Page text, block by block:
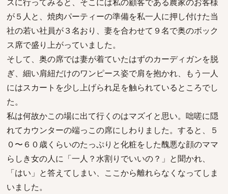
が５人と、焼肉パーティーの準備を私一人に押し付けた当
社の若い社員が３名おり、妻を合わせて９名で奥のボック
ス席で盛り上がっていました。
そして、奥の席では妻が着ていたはずのカーディガンを脱
ぎ、細い肩紐だけのワンピース姿で肩を抱かれ、もう一人
にはスカートを少し上げられ足を触られているところでし
た。
私は何故かこの場に出て行くのはマズイと思い。咄嗟に隠
れてカウンターの端っこの席にしわりました。すると、５
０〜６０歳くらいのたっぷりと化粧をした醜悪な顔のママ
らしき女の人に「一人？水割りでいいの？」と聞かれ、
「はい」と答えてしまい、ここから離れらなくなってしま
いました。